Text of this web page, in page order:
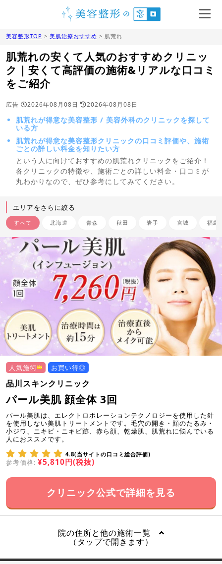
美容整形TOP > 美肌治療おすすめ > 肌荒れ
肌荒れの安くて人気のおすすめクリニッ
ク｜安くて高評価の施術&リアルな口コミ
をご紹介
広告 2026年08月08日 2026年08月08日
肌荒れが得意な美容整形 / 美容外科のクリニックを探して
いる方
肌荒れが得意な美容整形クリニックの口コミ評価や、施術
ごとの詳しい料金を知りたい方
という人に向けておすすめの肌荒れクリニックをご紹介！
各クリニックの特徴や、施術ごとの詳しい料金・口コミが
丸わかりなので、ぜひ参考にしてみてください。
エリアをさらに絞る
すべて 北海道 青森 秋田 岩手 宮城 福島
人気施術 お買い得◎
品川スキンクリニック
パール美肌 顔全体 3回
パール美肌は、エレクトロポレーションテクノロジーを使用した針
を使用しない美肌トリートメントです。毛穴の開き・顔のたるみ・
小ジワ、ニキビ・ニキビ跡、赤ら顔、乾燥肌、肌荒れに悩んでいる
人におススメです。
4.8(当サイトの口コミ総合評価)
参考価格: ¥5,810円(税抜)
クリニック公式で詳細を見る
院の住所と他の施術一覧
（タップで開きます）